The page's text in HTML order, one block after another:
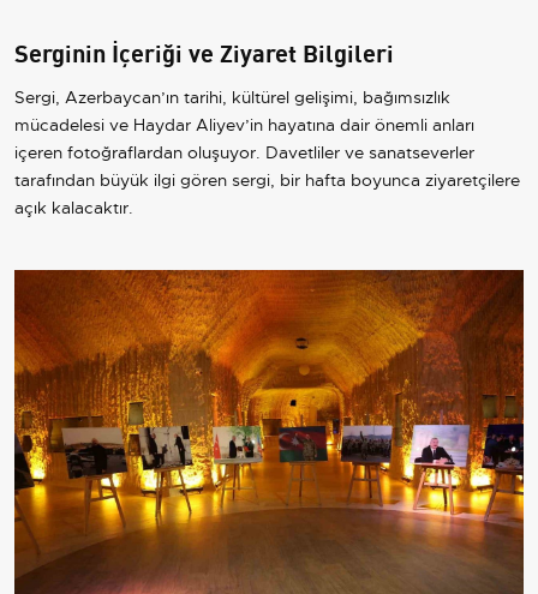
Serginin İçeriği ve Ziyaret Bilgileri
Sergi, Azerbaycan’ın tarihi, kültürel gelişimi, bağımsızlık
mücadelesi ve Haydar Aliyev’in hayatına dair önemli anları
içeren fotoğraflardan oluşuyor. Davetliler ve sanatseverler
tarafından büyük ilgi gören sergi, bir hafta boyunca ziyaretçilere
açık kalacaktır.